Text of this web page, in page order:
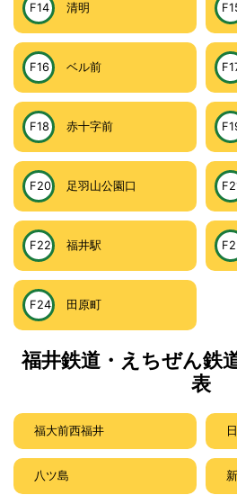
F14 清明
F16 ベル前
F18 赤十字前
F20 足羽山公園口
F22 福井駅
F24 田原町
福井鉄道・えちぜん鉄
表
福大前西福井 日
八ツ島 新